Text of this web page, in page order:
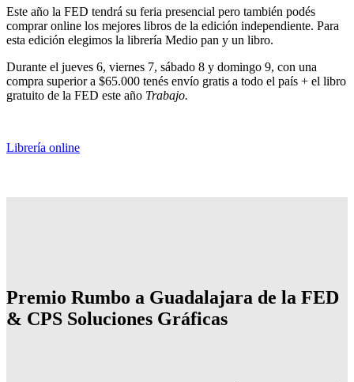
Este año la FED tendrá su feria presencial pero también podés
comprar online los mejores libros de la edición independiente. Para
esta edición elegimos la librería Medio pan y un libro.
Durante el jueves 6, viernes 7, sábado 8 y domingo 9, con una
compra superior a $65.000 tenés envío gratis a todo el país + el libro
gratuito de la FED este año Trabajo.
Librería online
Premio Rumbo a Guadalajara de la FED
& CPS Soluciones Gráficas